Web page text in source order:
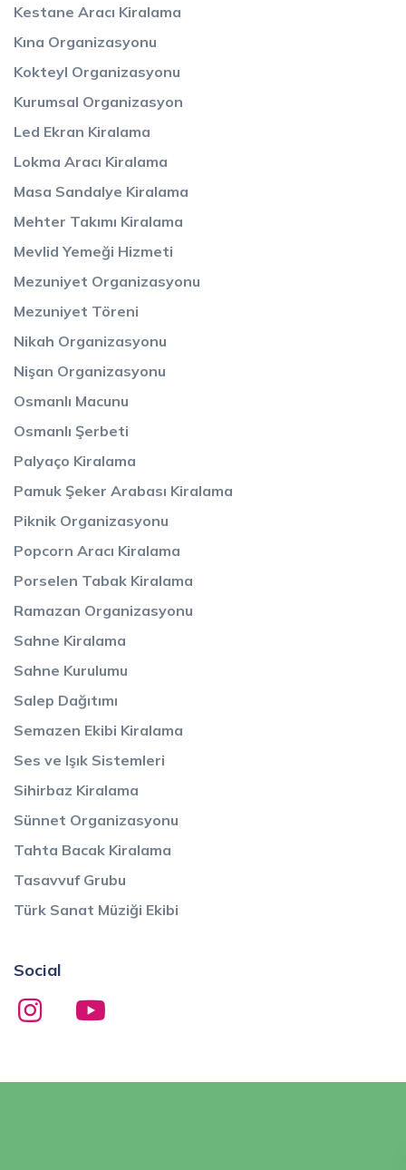
Kestane Aracı Kiralama
Kına Organizasyonu
Kokteyl Organizasyonu
Kurumsal Organizasyon
Led Ekran Kiralama
Lokma Aracı Kiralama
Masa Sandalye Kiralama
Mehter Takımı Kiralama
Mevlid Yemeği Hizmeti
Mezuniyet Organizasyonu
Mezuniyet Töreni
Nikah Organizasyonu
Nişan Organizasyonu
Osmanlı Macunu
Osmanlı Şerbeti
Palyaço Kiralama
Pamuk Şeker Arabası Kiralama
Piknik Organizasyonu
Popcorn Aracı Kiralama
Porselen Tabak Kiralama
Ramazan Organizasyonu
Sahne Kiralama
Sahne Kurulumu
Salep Dağıtımı
Semazen Ekibi Kiralama
Ses ve Işık Sistemleri
Sihirbaz Kiralama
Sünnet Organizasyonu
Tahta Bacak Kiralama
Tasavvuf Grubu
Türk Sanat Müziği Ekibi
Social